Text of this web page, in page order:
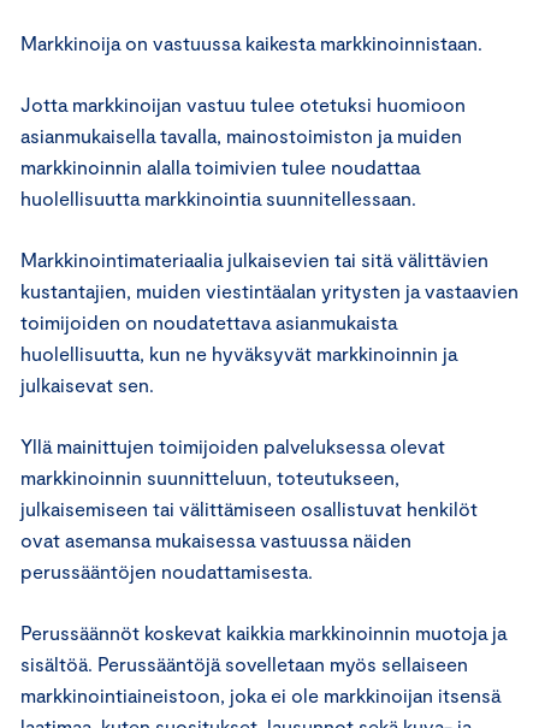
Markkinoija on vastuussa kaikesta markkinoinnistaan.
Jotta markkinoijan vastuu tulee otetuksi huomioon
asianmukaisella tavalla, mainostoimiston ja muiden
markkinoinnin alalla toimivien tulee noudattaa
huolellisuutta markkinointia suunnitellessaan.
Markkinointimateriaalia julkaisevien tai sitä välittävien
kustantajien, muiden viestintäalan yritysten ja vastaavien
toimijoiden on noudatettava asianmukaista
huolellisuutta, kun ne hyväksyvät markkinoinnin ja
julkaisevat sen.
Yllä mainittujen toimijoiden palveluksessa olevat
markkinoinnin suunnitteluun, toteutukseen,
julkaisemiseen tai välittämiseen osallistuvat henkilöt
ovat asemansa mukaisessa vastuussa näiden
perussääntöjen noudattamisesta.
Perussäännöt koskevat kaikkia markkinoinnin muotoja ja
sisältöä. Perussääntöjä sovelletaan myös sellaiseen
markkinointiaineistoon, joka ei ole markkinoijan itsensä